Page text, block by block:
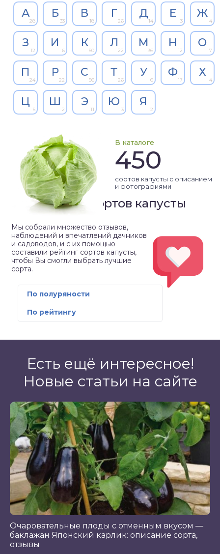
А
28
Б
33
В
18
Г
26
Д
14
Е
3
Ж
4
З
12
И
6
К
50
Л
22
М
36
Н
12
О
7
П
24
Р
22
С
56
Т
26
У
6
Ф
17
Х
4
Ц
5
Ш
2
Э
11
Ю
3
Я
2
В каталоге
450
сортов капусты с описанием
и фотографиями
Рейтинг сортов капусты
Мы собрали множество отзывов,
наблюдений и впечатлений дачников
и садоводов, и с их помощью
составили рейтинг сортов капусты,
чтобы Вы смогли выбрать лучшие
сорта.
По полуряности
По рейтингу
Есть ещё интересное!
Новые статьи на сайте
Очаровательные плоды с отменным вкусом —
баклажан Японский карлик: описание сорта,
отзывы